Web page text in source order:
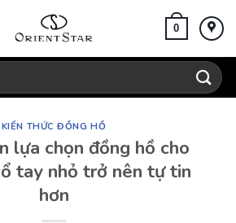
0
KIẾN THỨC ĐỒNG HỒ
lựa chọn đồng hồ cho
tay nhỏ trở nên tự tin
hơn